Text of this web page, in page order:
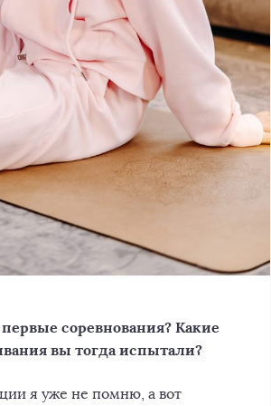
соревнования? Какие
вы тогда испытали?
я уже не помню, а вот